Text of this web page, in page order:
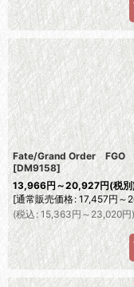
Fate/Grand Order FGO
[DM9158]
13,966円～20,927円(税別
[通常販売価格: 17,457円～
(税込 : 15,363円～23,020円)